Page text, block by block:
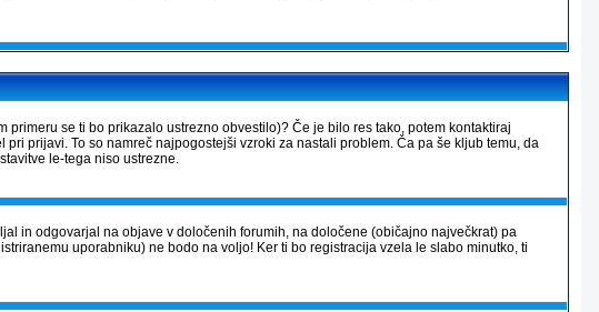
se ti bo prikazalo ustrezno obvestilo)? Če je bilo res tako, potem kontaktiraj
prijavi. To so namreč najpogostejši vzroki za nastali problem. Ča pa še kljub temu, da
le-tega niso ustrezne.
in odgovarjal na objave v določenih forumih, na določene (običajno največkrat) pa
uporabniku) ne bodo na voljo! Ker ti bo registracija vzela le slabo minutko, ti